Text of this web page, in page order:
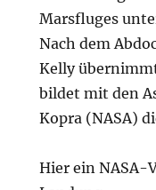
Marsfluges
Nach dem
Kelly
bildet mit den
Kopra (NASA)
Hier ein NASA-